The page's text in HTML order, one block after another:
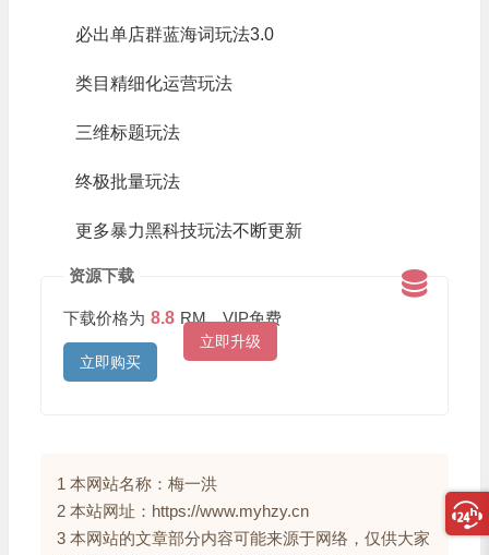
必出单店群蓝海词玩法3.0
类目精细化运营玩法
三维标题玩法
终极批量玩法
更多暴力黑科技玩法不断更新
资源下载
下载价格为 8.8 RM，VIP免费
立即升级
立即购买
1 本网站名称：梅一洪
2 本站网址：https://www.myhzy.cn
3 本网站的文章部分内容可能来源于网络，仅供大家